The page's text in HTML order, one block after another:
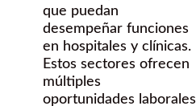
que puedan
desempeñar funciones
en hospitales y clínicas.
Estos sectores ofrecen
múltiples
oportunidades laborales